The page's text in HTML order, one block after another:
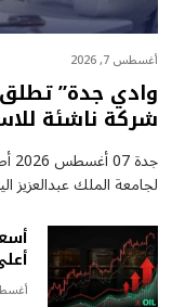
أغسطس 7, 2026
شركة ناشئة
لجامعة الملك عبدالعزيز
أغسطس